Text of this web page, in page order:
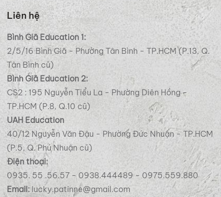
Liên hệ
Bình Giã Education 1:
2/5/16 Bình Giã - Phường Tân Bình - TP.HCM (P.13, Q.
Tân Bình cũ)
Bình Giã Education 2:
CS2 : 195 Nguyễn Tiểu La - Phường Diên Hồng -
TP.HCM (P.8, Q.10 cũ)
UAH Education
40/12 Nguyễn Văn Đậu - Phường Đức Nhuận - TP.HCM
(P.5, Q. Phú Nhuận cũ)
Điện thoại:
0935. 55 .56.57 - 0938.444489 - 0975.559.880
Email: lucky.patinne@gmail.com